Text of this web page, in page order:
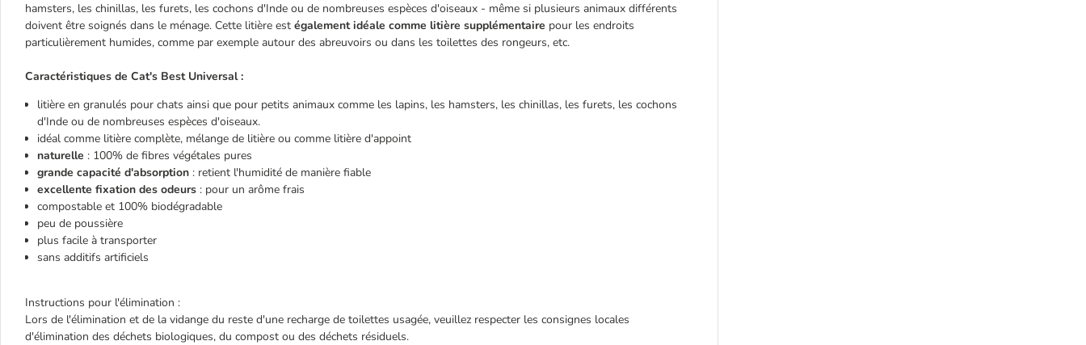
hamsters, les chinillas, les furets, les cochons d'Inde ou de nombreuses espèces d'oiseaux - même si plusieurs animaux différents
doivent être soignés dans le ménage. Cette litière est également idéale comme litière supplémentaire pour les endroits
particulièrement humides, comme par exemple autour des abreuvoirs ou dans les toilettes des rongeurs, etc.
Caractéristiques de Cat's Best Universal :
litière en granulés pour chats ainsi que pour petits animaux comme les lapins, les hamsters, les chinillas, les furets, les cochons
d'Inde ou de nombreuses espèces d'oiseaux.
idéal comme litière complète, mélange de litière ou comme litière d'appoint
naturelle : 100% de fibres végétales pures
grande capacité d'absorption : retient l'humidité de manière fiable
excellente fixation des odeurs : pour un arôme frais
compostable et 100% biodégradable
peu de poussière
plus facile à transporter
sans additifs artificiels
Instructions pour l'élimination :
Lors de l'élimination et de la vidange du reste d'une recharge de toilettes usagée, veuillez respecter les consignes locales
d'élimination des déchets biologiques, du compost ou des déchets résiduels.